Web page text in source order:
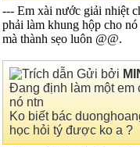
--- Em xài nước giải nhiệt
phải làm khung hộp cho
mà thành sẹo luôn @@.
Gửi bởi
Đang định làm một em
nó ntn
Ko biết bác
học hỏi tý được ko a ?